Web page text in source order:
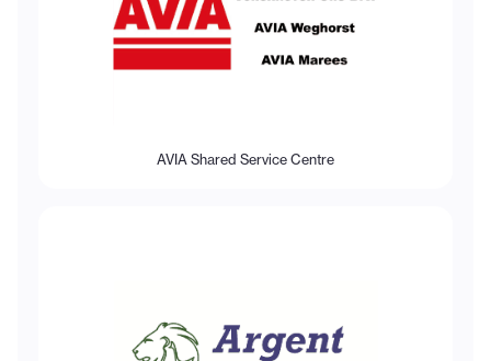
AVIA Shared Service Centre